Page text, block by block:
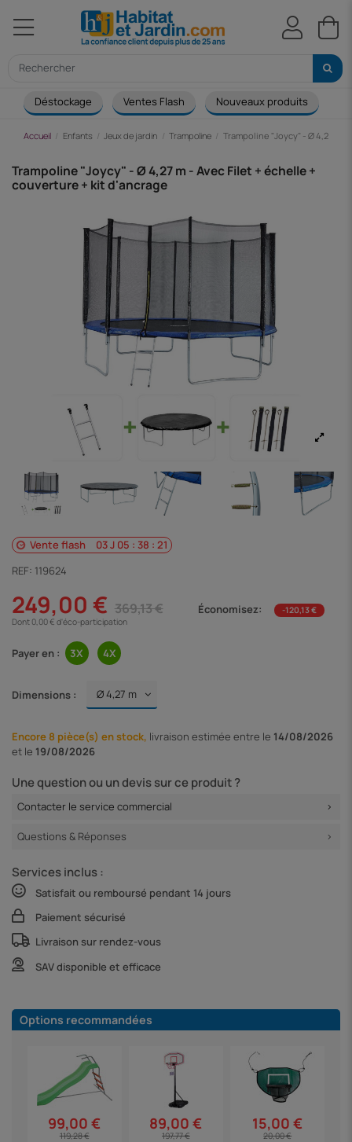
Déstockage Ventes Flash Nouveaux produits
Accueil Enfants Jeux de jardin Trampoline Trampoline "Joycy" - Ø 4,27 m
Trampoline "Joycy" - Ø 4,27 m - Avec Filet + échelle +
couverture + kit d'ancrage
Vente flash 03J 05 : 38 : 20
REF: 119624
249,00 € 369,13 € Économisez:
-120,13 €
Dont 0,00 € d'éco-participation
Payer en :
Dimensions :
Encore 8 pièce(s) en stock, livraison estimée entre le 14/08/2026
et le 19/08/2026
Une question ou un devis sur ce produit ?
Contacter le service commercial
Questions & Réponses
Services inclus :
Satisfait ou remboursé pendant 14 jours
Paiement sécurisé
Livraison sur rendez-vous
SAV disponible et efficace
Options recommandées
99,00 €
119,28 €
89,00 €
197,77 €
15,00 €
20,00 €